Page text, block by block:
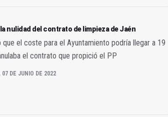
nulidad del contrato de limpieza de Jaén
que el coste para el Ayuntamiento podría llegar a 19
el contrato que propició el PP
07 DE JUNIO DE 2022